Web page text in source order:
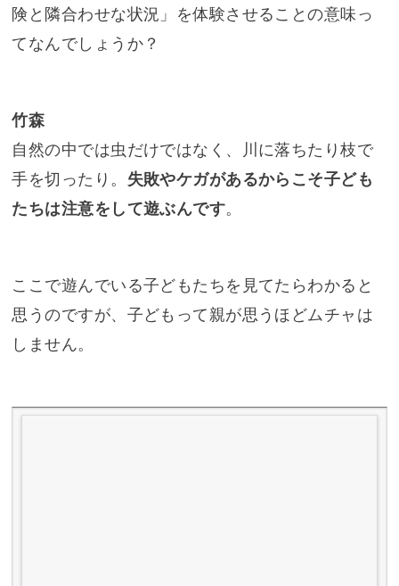
険と隣合わせな状況」を体験させることの意味っ
てなんでしょうか？
竹森
自然の中では虫だけではなく、川に落ちたり枝で
手を切ったり。 失敗やケガがあるからこそ子ども
たちは注意をして遊ぶんです。
ここで遊んでいる子どもたちを見てたらわかると
思うのですが、子どもって親が思うほどムチャは
しません。